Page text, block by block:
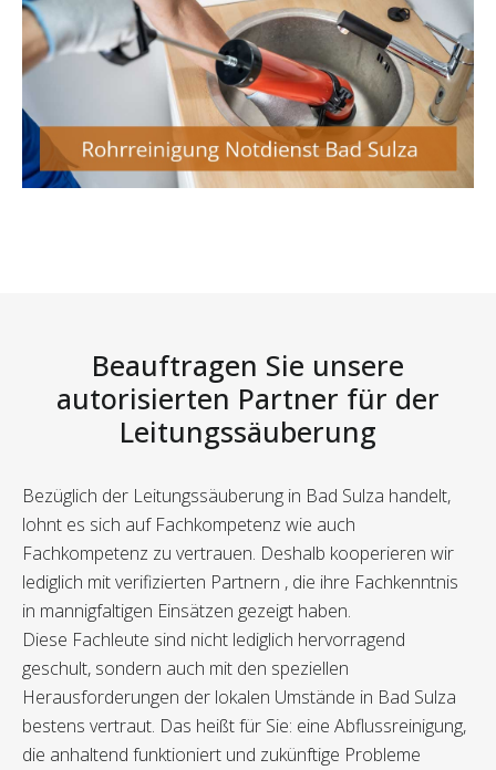
Beauftragen Sie unsere
autorisierten Partner für der
Leitungssäuberung
Bezüglich der Leitungssäuberung in Bad Sulza handelt,
lohnt es sich auf Fachkompetenz wie auch
Fachkompetenz zu vertrauen. Deshalb kooperieren wir
lediglich mit verifizierten Partnern , die ihre Fachkenntnis
in mannigfaltigen Einsätzen gezeigt haben.
Diese Fachleute sind nicht lediglich hervorragend
geschult, sondern auch mit den speziellen
Herausforderungen der lokalen Umstände in Bad Sulza
bestens vertraut. Das heißt für Sie: eine Abflussreinigung,
die anhaltend funktioniert und zukünftige Probleme